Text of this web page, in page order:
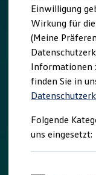
Bau
ONE
Fahrzeugsuche
Einwilligung
Wirkung für
(Meine
Informationen
finden Sie in
Folgende
uns eingesetzt: